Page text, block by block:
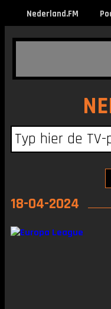
Nederland.FM
18-04-2024